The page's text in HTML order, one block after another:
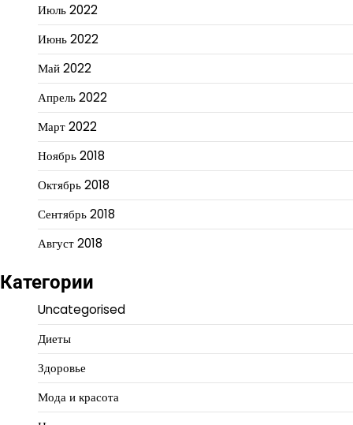
Июль 2022
Июнь 2022
Май 2022
Апрель 2022
Март 2022
Ноябрь 2018
Октябрь 2018
Сентябрь 2018
Август 2018
Категории
Uncategorised
Диеты
Здоровье
Мода и красота